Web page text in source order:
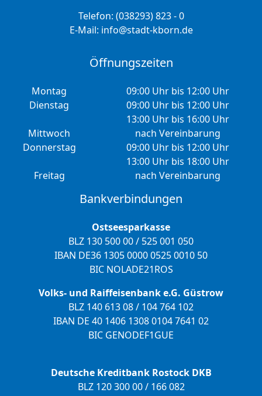
Telefon: (038293) 823 - 0
E-Mail: info@stadt-kborn.de
Öffnungszeiten
Montag
09:00 Uhr bis 12:00 Uhr
Dienstag
09:00 Uhr bis 12:00 Uhr
13:00 Uhr bis 16:00 Uhr
Mittwoch
nach Vereinbarung
Donnerstag
09:00 Uhr bis 12:00 Uhr
13:00 Uhr bis 18:00 Uhr
Freitag
nach Vereinbarung
Bankverbindungen
Ostseesparkasse
BLZ 130 500 00 / 525 001 050
IBAN DE36 1305 0000 0525 0010 50
BIC NOLADE21ROS
Volks- und Raiffeisenbank e.G. Güstrow
BLZ 140 613 08 / 104 764 102
IBAN DE 40 1406 1308 0104 7641 02
BIC GENODEF1GUE
Deutsche Kreditbank Rostock DKB
BLZ 120 300 00 / 166 082